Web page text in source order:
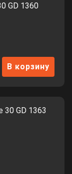
GD 1360
В корзину